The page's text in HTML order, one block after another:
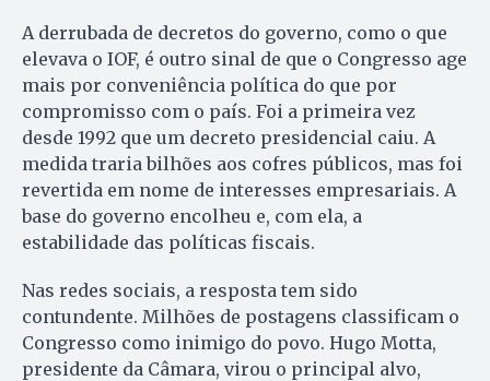
A derrubada de decretos do governo, como o que
elevava o IOF, é outro sinal de que o Congresso age
mais por conveniência política do que por
compromisso com o país. Foi a primeira vez
desde 1992 que um decreto presidencial caiu. A
medida traria bilhões aos cofres públicos, mas foi
revertida em nome de interesses empresariais. A
base do governo encolheu e, com ela, a
estabilidade das políticas fiscais.
Nas redes sociais, a resposta tem sido
contundente. Milhões de postagens classificam o
Congresso como inimigo do povo. Hugo Motta,
presidente da Câmara, virou o principal alvo,